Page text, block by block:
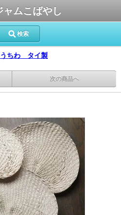
ャムこばやし
検索
うちわ タイ製
次の商品へ